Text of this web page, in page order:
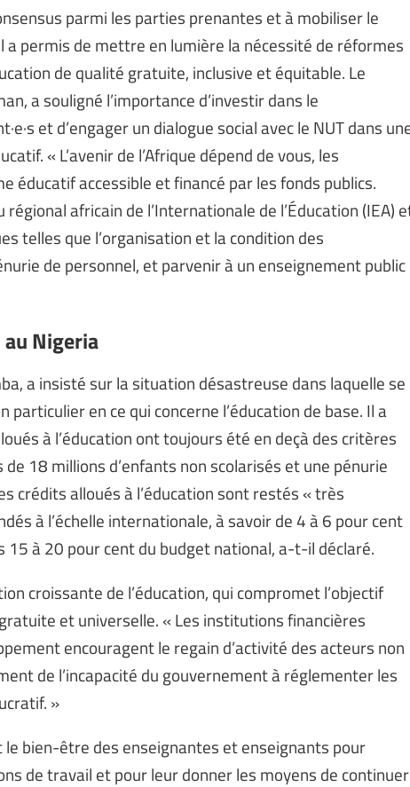
parmi les parties prenantes et à mobiliser le
a permis de mettre en lumière la nécessité de réformes
de qualité gratuite, inclusive et équitable. Le
a souligné l’importance d’investir dans le
et d’engager un dialogue social avec le NUT dans
« L’avenir de l’Afrique dépend de vous, les
éducatif accessible et financé par les fonds publics.
africain de l’Internationale de l’Éducation (IEA)
telles que l’organisation et la condition des
de personnel, et parvenir à un enseignement public
Nigeria
a insisté sur la situation désastreuse dans laquelle se
en ce qui concerne l’éducation de base. Il a
à l’éducation ont toujours été en deçà des critères
18 millions d’enfants non scolarisés et une pénurie
crédits alloués à l’éducation sont restés « très
à l’échelle internationale, à savoir de 4 à 6 pour cent
à 20 pour cent du budget national, a-t-il déclaré.
croissante de l’éducation, qui compromet l’objectif
et universelle. « Les institutions financières
encouragent le regain d’activité des acteurs non
de l’incapacité du gouvernement à réglementer les
»
bien-être des enseignantes et enseignants pour
de travail et pour leur donner les moyens de continuer